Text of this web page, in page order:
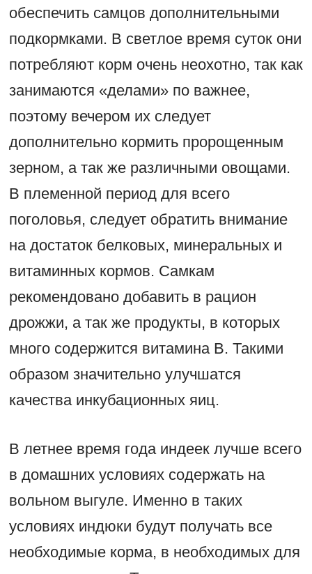
обеспечить самцов дополнительными
подкормками. В светлое время суток они
потребляют корм очень неохотно, так как
занимаются «делами» по важнее,
поэтому вечером их следует
дополнительно кормить пророщенным
зерном, а так же различными овощами.
В племенной период для всего
поголовья, следует обратить внимание
на достаток белковых, минеральных и
витаминных кормов. Самкам
рекомендовано добавить в рацион
дрожжи, а так же продукты, в которых
много содержится витамина B. Такими
образом значительно улучшатся
качества инкубационных яиц.
В летнее время года индеек лучше всего
в домашних условиях содержать на
вольном выгуле. Именно в таких
условиях индюки будут получать все
необходимые корма, в необходимых для